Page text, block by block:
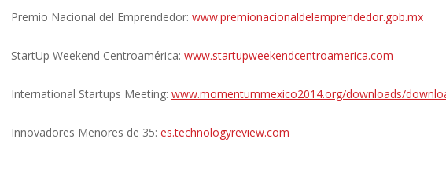
Premio Nacional del Emprendedor: www.premionacionaldelemprendedor.gob.mx
StartUp Weekend Centroamérica: www.startupweekendcentroamerica.com
International Startups Meeting: www.momentummexico2014.org/downloads/
Innovadores Menores de 35: es.technologyreview.com